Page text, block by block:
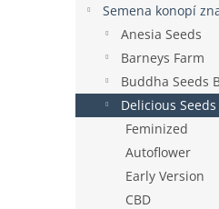
a
Semena konopí
Anesia Seeds
Barneys Farm
Buddha Seeds
Delicious Seeds
Feminized
Autoflower
Early Version
CBD